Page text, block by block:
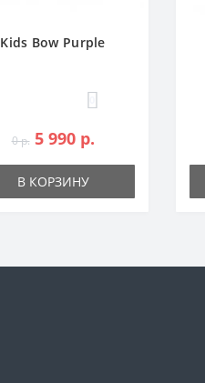
Kids Bow Purple
0 р. 5 990 р.
В КОРЗИНУ